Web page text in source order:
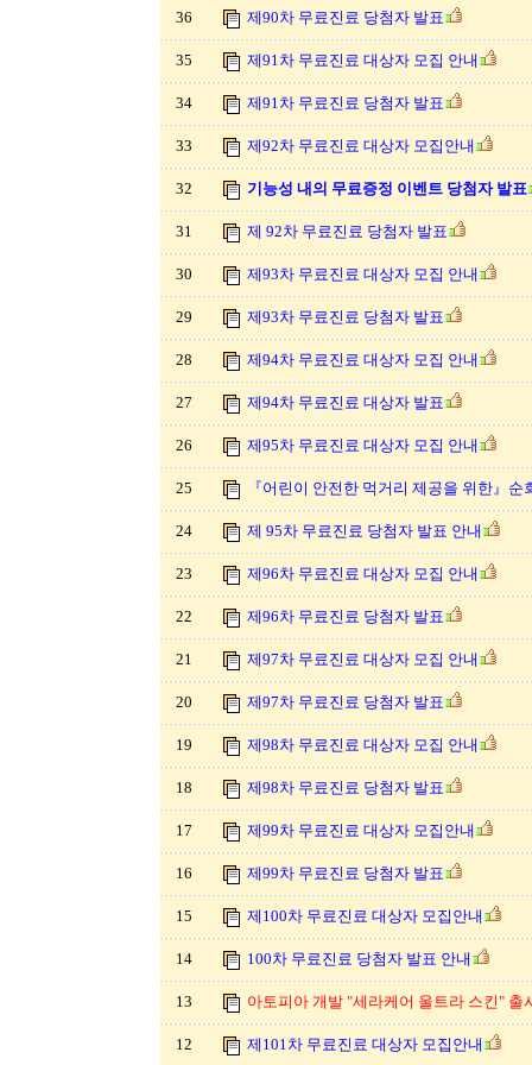
36 제90차 무료진료 당첨자 발표
35 제91차 무료진료 대상자 모집 안내
34 제91차 무료진료 당첨자 발표
33 제92차 무료진료 대상자 모집안내
32 기능성 내의 무료증정 이벤트 당첨자 발표
31 제 92차 무료진료 당첨자 발표
30 제93차 무료진료 대상자 모집 안내
29 제93차 무료진료 당첨자 발표
28 제94차 무료진료 대상자 모집 안내
27 제94차 무료진료 대상자 발표
26 제95차 무료진료 대상자 모집 안내
25 『어린이 안전한 먹거리 제공을 위한』순
24 제 95차 무료진료 당첨자 발표 안내
23 제96차 무료진료 대상자 모집 안내
22 제96차 무료진료 당첨자 발표
21 제97차 무료진료 대상자 모집 안내
20 제97차 무료진료 당첨자 발표
19 제98차 무료진료 대상자 모집 안내
18 제98차 무료진료 당첨자 발표
17 제99차 무료진료 대상자 모집안내
16 제99차 무료진료 당첨자 발표
15 제100차 무료진료 대상자 모집안내
14 100차 무료진료 당첨자 발표 안내
13 아토피아 개발 "세라케어 울트라 스킨" 출
12 제101차 무료진료 대상자 모집안내